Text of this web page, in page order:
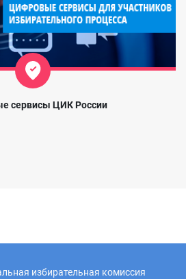
сервисы ЦИК России
избирательная комиссия